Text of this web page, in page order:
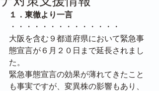
１．東徹より一言
・・・・・・・・・・・・・・
大阪を含む９都道府県において緊急事
態宣言が６月２０日まで延長されまし
た。
緊急事態宣言の効果が薄れてきたこと
も事実ですが、変異株の影響もあり、